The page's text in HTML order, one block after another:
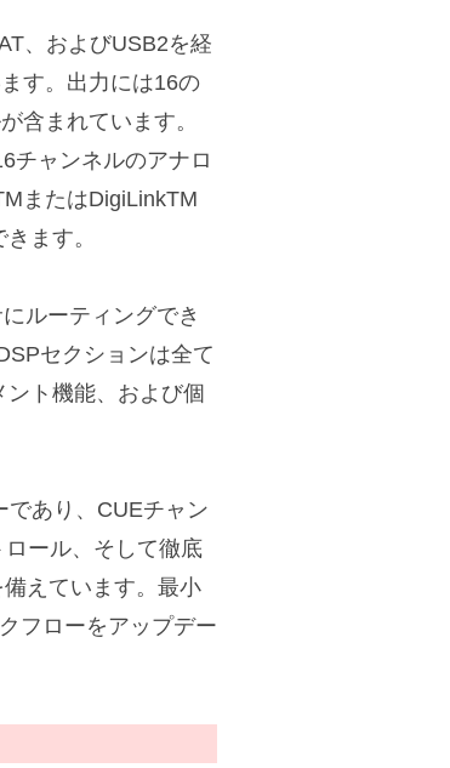
、およびUSB2を経
す。出力には16の
含まれています。
チャンネルのアナロ
またはDigiLinkTM
ます。
ルーティングでき
セクションは全て
ト機能、および個
であり、CUEチャン
ール、そして徹底
えています。最小
フローをアップデー